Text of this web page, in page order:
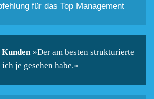
für das Top Management
»Der am besten strukturierte
je gesehen habe.«